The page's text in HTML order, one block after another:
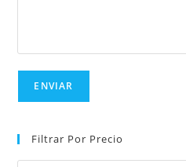
Filtrar Por Precio